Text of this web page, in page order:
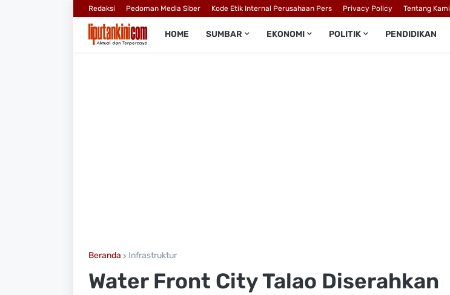
Redaksi Pedoman Media Siber Kode Etik Internal Perusahaan Pers Privacy Policy Tentang Kami
HOME SUMBAR EKONOMI POLITIK PENDIDIKAN
Beranda Infrastruktur
Water Front City Talao Diserahkan